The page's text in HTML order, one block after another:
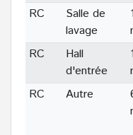
RC
Salle de
lavage
RC
Hall
d'entrée
RC Autre